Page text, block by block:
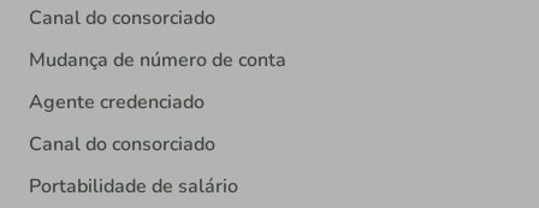
Canal do consorciado
Mudança de número de conta
Agente credenciado
Canal do consorciado
Portabilidade de salário